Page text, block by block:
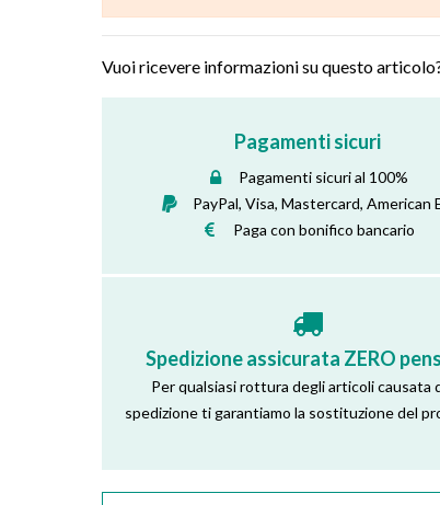
Vuoi ricevere informazioni su questo
Pagamenti sicuri
Pagamenti sicuri al 100%
PayPal, Visa, Mastercard, American
Paga con bonifico bancario
Spedizione assicurata ZERO
Per qualsiasi rottura degli articoli causata
spedizione ti garantiamo la sostituzione del